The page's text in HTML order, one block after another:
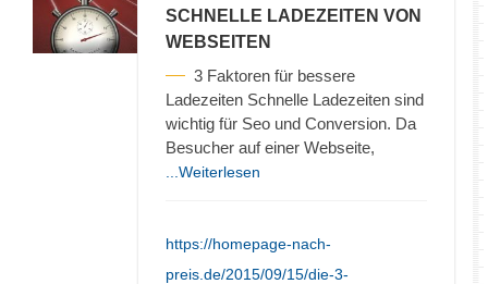
SCHNELLE LADEZEITEN VON
WEBSEITEN
3 Faktoren für bessere
Ladezeiten Schnelle Ladezeiten sind
wichtig für Seo und Conversion. Da
Besucher auf einer Webseite,
...Weiterlesen
https://homepage-nach-
preis.de/2015/09/15/die-3-